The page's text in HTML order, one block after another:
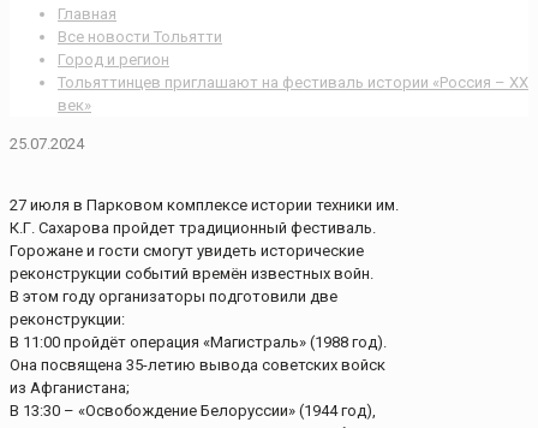
Главная
Все новости Тольятти
Город и регион
Тольяттинцев приглашают на фестиваль истории «Россия – XX
век»
25.07.2024
27 июля в Парковом комплексе истории техники им.
К.Г. Сахарова пройдет традиционный фестиваль.
Горожане и гости смогут увидеть исторические
реконструкции событий времён известных войн.
В этом году организаторы подготовили две
реконструкции:
В 11:00 пройдёт операция «Магистраль» (1988 год).
Она посвящена 35-летию вывода советских войск
из Афганистана;
В 13:30 – «Освобождение Белоруссии» (1944 год),